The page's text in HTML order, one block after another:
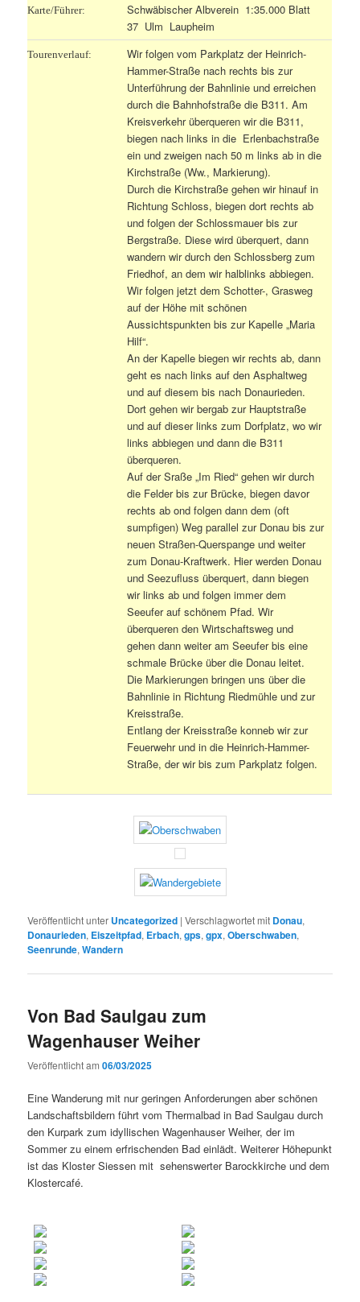
Karte/Führer:
Schwäbischer Albverein 1:35.000 Blatt
37 Ulm Laupheim
Tourenverlauf:
Wir folgen vom Parkplatz der Heinrich-
Hammer-Straße nach rechts bis zur
Unterführung der Bahnlinie und erreichen
durch die Bahnhofstraße die B311. Am
Kreisverkehr überqueren wir die B311,
biegen nach links in die Erlenbachstraße
ein und zweigen nach 50 m links ab in die
Kirchstraße (Ww., Markierung).
Durch die Kirchstraße gehen wir hinauf in
Richtung Schloss, biegen dort rechts ab
und folgen der Schlossmauer bis zur
Bergstraße. Diese wird überquert, dann
wandern wir durch den Schlossberg zum
Friedhof, an dem wir halblinks abbiegen.
Wir folgen jetzt dem Schotter-, Grasweg
auf der Höhe mit schönen
Aussichtspunkten bis zur Kapelle „Maria
Hilf“.
An der Kapelle biegen wir rechts ab, dann
geht es nach links auf den Asphaltweg
und auf diesem bis nach Donaurieden.
Dort gehen wir bergab zur Hauptstraße
und auf dieser links zum Dorfplatz, wo wir
links abbiegen und dann die B311
überqueren.
Auf der Sraße „Im Ried“ gehen wir durch
die Felder bis zur Brücke, biegen davor
rechts ab ond folgen dann dem (oft
sumpfigen) Weg parallel zur Donau bis zur
neuen Straßen-Querspange und weiter
zum Donau-Kraftwerk. Hier werden Donau
und Seezufluss überquert, dann biegen
wir links ab und folgen immer dem
Seeufer auf schönem Pfad. Wir
überqueren den Wirtschaftsweg und
gehen dann weiter am Seeufer bis eine
schmale Brücke über die Donau leitet.
Die Markierungen bringen uns über die
Bahnlinie in Richtung Riedmühle und zur
Kreisstraße.
Entlang der Kreisstraße konneb wir zur
Feuerwehr und in die Heinrich-Hammer-
Straße, der wir bis zum Parkplatz folgen.
Veröffentlicht unter Uncategorized |Verschlagwortet mit Donau,
Donaurieden, Eiszeitpfad, Erbach,gps,gpx,Oberschwaben,
Seenrunde,Wandern
Von Bad Saulgau zum
Wagenhauser Weiher
Veröffentlicht am06/03/2025
Eine Wanderung mit nur geringen Anforderungen aber schönen
Landschaftsbildern führt vom Thermalbad in Bad Saulgau durch
den Kurpark zum idyllischen Wagenhauser Weiher, der im
Sommer zu einem erfrischenden Bad einlädt. Weiterer Höhepunkt
ist das Kloster Siessen mit sehenswerter Barockkirche und dem
Klostercafé.